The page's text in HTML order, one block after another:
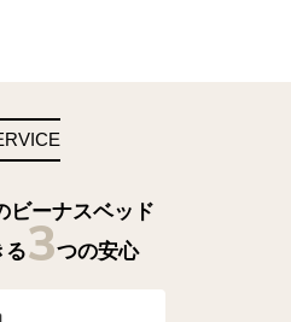
ビーナスベッド
る3つの安心